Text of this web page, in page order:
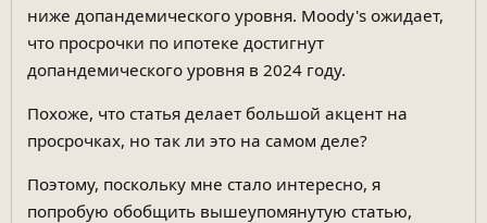
ниже допандемического уровня. Moody's ожидает,
что просрочки по ипотеке достигнут
допандемического уровня в 2024 году.
Похоже, что статья делает большой акцент на
просрочках, но так ли это на самом деле?
Поэтому, поскольку мне стало интересно, я
попробую обобщить вышеупомянутую статью,